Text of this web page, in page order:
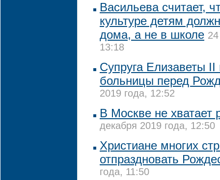
Васильева считает,
культуре детям
дома, а не в школе
13:18
Супруга Елизаветы
больницы перед
2019 года, 12:52
В Москве не
декабря 2019 года, 12:50
Христиане многих
отпраздновать
года, 11:50